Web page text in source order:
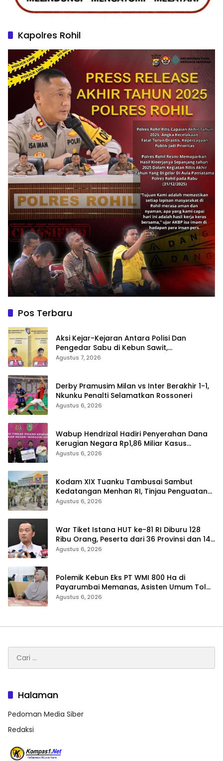
Kapolres Rohil
Pos Terbaru
Aksi Kejar-Kejaran Antara Polisi Dan
Pengedar Sabu di Kebun Sawit,
Satresnarkoba Polres Inhu Ringkus Dua
Agustus 7, 2026
Derby Pramusim Milan vs Inter Berakhir 1-1,
Nkunku Penalti Selamatkan Rossoneri
Agustus 6, 2026
Wabup Hendrizal Hadiri Penyerahan Dana
Kerugian Negara Rp1,86 Miliar Kasus
Korupsi BPR Indra Arta
Agustus 6, 2026
Kodam XIX Tuanku Tambusai Sambut
Kedatangan Menhan RI, Tinjau Penguatan
Yonif TP di Bengkalis dan Kampar
Agustus 6, 2026
War Tiket Istana HUT ke-81 RI Diburu 128
Ribu Orang, Peserta dari 36 Provinsi dan 14
Negara
Agustus 6, 2026
Polemik Kebun Eks PT WMI 800 Ha di
Payarumbai Memanas, Asisten Umum Tolak
Dikelola Agrinas dan Tantang Presiden
Agustus 6, 2026
untuk:
Halaman
Pedoman Media Siber
Redaksi